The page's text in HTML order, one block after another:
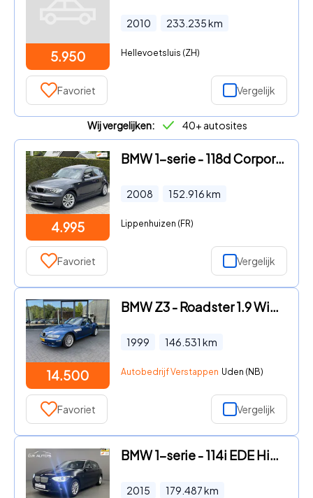
5.950
2010 233.235km
Hellevoetsluis (ZH)
Favoriet Vergelijk
Wij vergelijken: 40+ autosites
4.995
BMW 1-serie - 118d Corporate Executive | OPEN SCHUIF/KANTELDAK | TREKHAAK
2008 152.916km
Lippenhuizen (FR)
Favoriet Vergelijk
14.500
BMW Z3 - Roadster 1.9 Wide Body M-Sport Pakket , FULL OPTIONS
1999 146.531 km
Autobedrijf Verstappen Uden (NB)
Favoriet Vergelijk
BMW 1-serie - 114i EDE High Executive
2015 179.487km